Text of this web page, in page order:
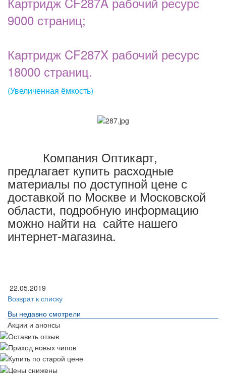
9000 страниц;
Картридж CF287X рабочий ресурс
18000 страниц.
(Увеличенная ёмкость)
Компания Оптикарт,
предлагает купить расходные
материалы по доступной цене с
доставкой по Москве и Московской
области, подробную информацию
можно найти на сайте нашего
интернет-магазина.
22.05.2019
Возврат к списку
Вы недавно смотрели
Акции и анонсы